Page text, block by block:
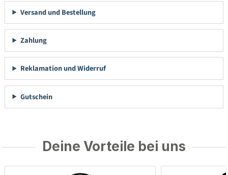
Versand und Bestellung
Zahlung
Reklamation und Widerruf
Gutschein
Deine Vorteile bei uns